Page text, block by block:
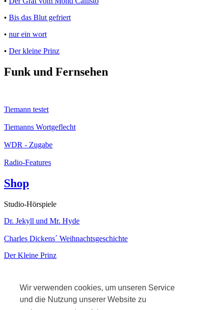
Wir verwenden cookies, um unseren Service
und die Nutzung unserer Website zu
• Bis das Blut gefriert
• nur ein wort
• Der kleine Prinz
Funk und Fernsehen
Tiemann testet
Tiemanns Wortgeflecht
WDR - Zugabe
Radio-Features
Shop
Studio-Hörspiele
Dr. Jekyll und Mr. Hyde
Charles Dickens´ Weihnachtsgeschichte
Der Kleine Prinz